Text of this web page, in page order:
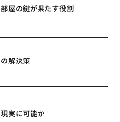
屋の鍵が果たす役割
解決策
実に可能か